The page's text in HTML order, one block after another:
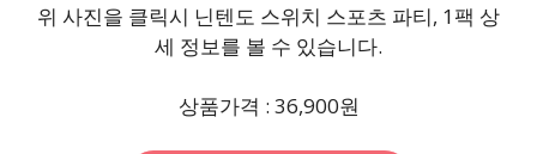
위 사진을 클릭시 닌텐도 스위치 스포츠 파티, 1팩 상
세 정보를 볼 수 있습니다.
상품가격 : 36,900원